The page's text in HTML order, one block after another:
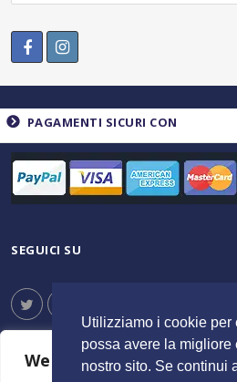
We value your privacy
PAGAMENTI SICURI CON
SEGUICI SU
Utilizziamo i cookie per
possa avere la migliore
nostro sito. Se continui